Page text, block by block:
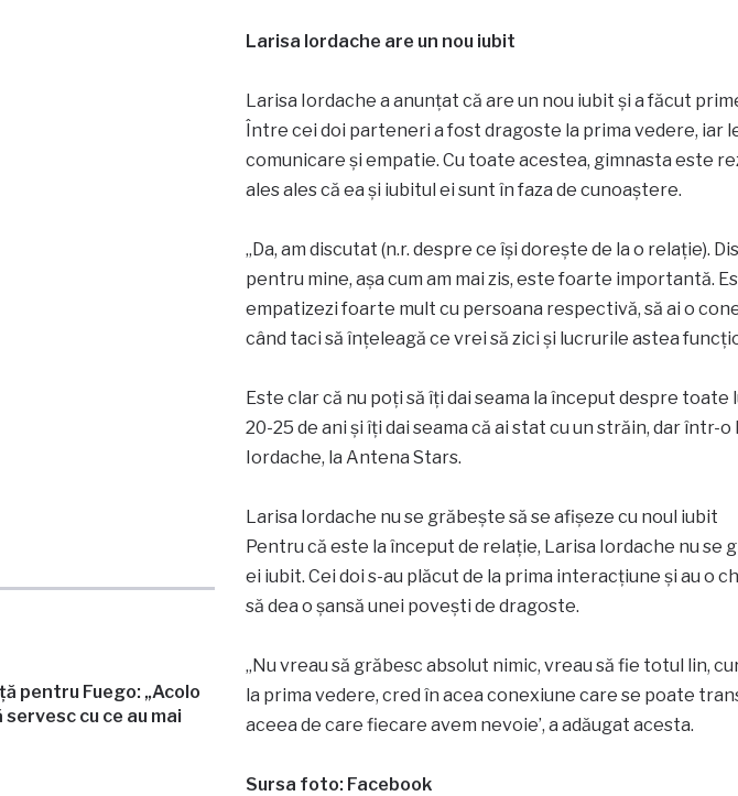
pentru Fuego: „Acolo
cu ce au mai
Larisa Iordache are un nou iubit
Larisa Iordache a anunțat că are un nou iubit și a făcut
Între cei doi parteneri a fost dragoste la prima vedere, iar
comunicare și empatie. Cu toate acestea, gimnasta este
ales ales că ea și iubitul ei sunt în faza de cunoaștere.
„Da, am discutat (n.r. despre ce își dorește de la o relație).
pentru mine, așa cum am mai zis, este foarte importantă.
empatizezi foarte mult cu persoana respectivă, să ai o
când taci să înțeleagă ce vrei să zici și lucrurile astea
Este clar că nu poți să îți dai seama la început despre toate
20-25 de ani și îți dai seama că ai stat cu un străin, dar într-o
Iordache, la Antena Stars.
Larisa Iordache nu se grăbește să se afișeze cu noul iubit
Pentru că este la început de relație, Larisa Iordache nu se
ei iubit. Cei doi s-au plăcut de la prima interacțiune și au o
să dea o șansă unei povești de dragoste.
„Nu vreau să grăbesc absolut nimic, vreau să fie totul lin,
la prima vedere, cred în acea conexiune care se poate
aceea de care fiecare avem nevoie’, a adăugat acesta.
Sursa foto: Facebook